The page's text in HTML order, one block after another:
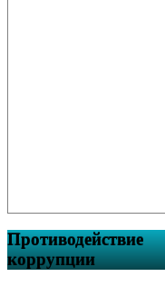
Противодействие
коррупции